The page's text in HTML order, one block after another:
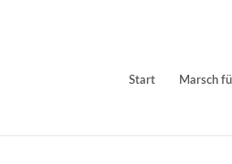
Start Marsch